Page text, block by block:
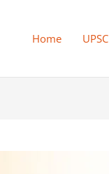
Home UPSC